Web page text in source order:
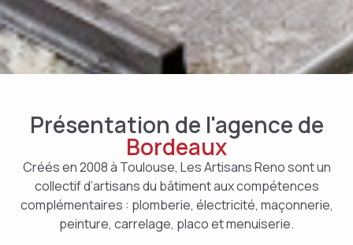
Présentation de l'agence de
Bordeaux
Créés en 2008 à Toulouse, Les Artisans Reno sont un
collectif d’artisans du bâtiment aux compétences
complémentaires : plomberie, électricité, maçonnerie,
peinture, carrelage, placo et menuiserie.